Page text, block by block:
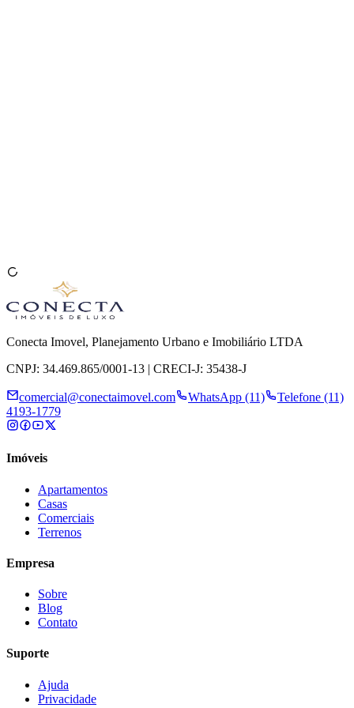
Conecta Imovel, Planejamento Urbano e Imobiliário LTDA
CNPJ: 34.469.865/0001-13 | CRECI-J: 35438-J
comercial@conectaimovel.com WhatsApp (11)
Telefone (11)
4193-1779
Imóveis
Apartamentos
Casas
Comerciais
Terrenos
Empresa
Sobre
Blog
Contato
Suporte
Ajuda
Privacidade